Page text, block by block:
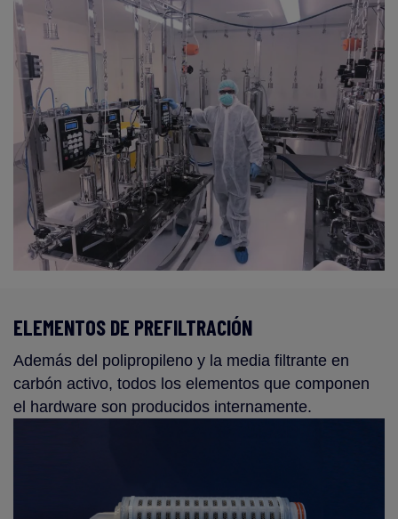
ELEMENTOS DE PREFILTRACIÓN
Además del polipropileno y la media filtrante en
carbón activo, todos los elementos que componen
el hardware son producidos internamente.